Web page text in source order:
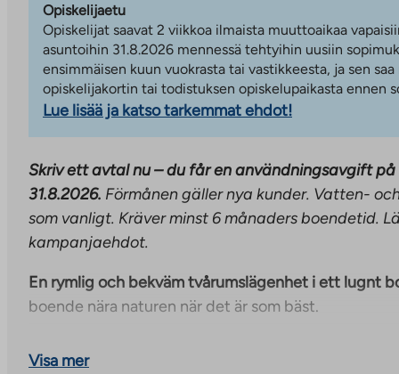
Opiskelijaetu
Opiskelijat saavat 2 viikkoa ilmaista muuttoaikaa
asuntoihin 31.8.2026 mennessä tehtyihin uusiin
ensimmäisen kuun vuokrasta tai vastikkeesta, ja sen
opiskelijakortin tai todistuksen opiskelupaikasta ennen
Lue lisää ja katso tarkemmat ehdot!
Skriv ett avtal nu – du får en användningsavgift
31.8.2026. Förmånen gäller nya kunder. Vatten-
som vanligt. Kräver minst 6 månaders boendetid.
kampanjaehdot.
En rymlig och bekväm tvårumslägenhet i ett lugnt
boende nära naturen när det är som bäst.
frodig natur. Bostadens hjärta är ett rymligt
Visa mer